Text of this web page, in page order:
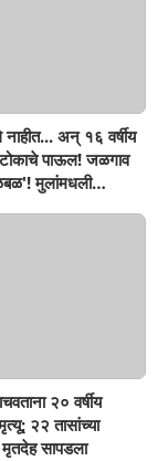
अन् १६ वर्षीय
पाऊल! जळगाव
मुलांमधली
२० वर्षीय
२२ तासांच्या
सापडला